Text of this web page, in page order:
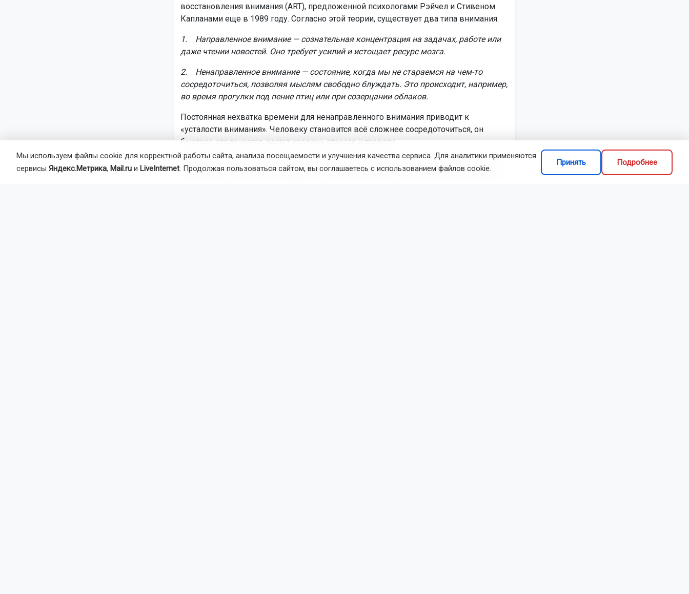
восстановления внимания (ART), предложенной психологами Рэйчел и Стивеном
Капланами еще в 1989 году. Согласно этой теории, существует два типа внимания.
1. Направленное внимание — сознательная концентрация на задачах, работе или
даже чтении новостей. Оно требует усилий и истощает ресурс мозга.
2. Ненаправленное внимание — состояние, когда мы не стараемся на чем-то
сосредоточиться, позволяя мыслям свободно блуждать. Это происходит, например,
во время прогулки под пение птиц или при созерцании облаков.
Постоянная нехватка времени для ненаправленного внимания приводит к
«усталости внимания». Человеку становится всё сложнее сосредоточиться, он
быстрее отвлекается, растет уровень стресса и тревоги.
В прошлом паузы в ожидании автобуса или в очереди давали мозгу необходимую
передышку. Сегодня же смартфоны заполняют каждую такую паузу интенсивным
Мы используем файлы cookie для корректной работы сайта, анализа посещаемости и улучшения качества сервиса. Для аналитики применяются
сервисы Яндекс.Метрика, Mail.ru и LiveInternet. Продолжая пользоваться сайтом, вы соглашаетесь с использованием файлов cookie.
Принять Подробнее